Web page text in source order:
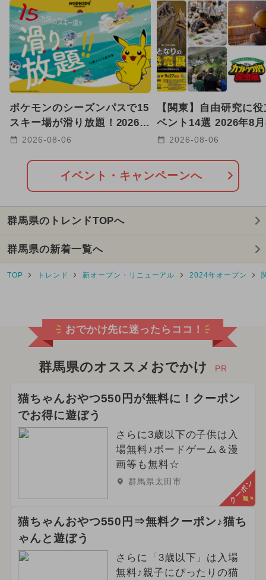
ポケモンのシーズンパスで15
スキー場が滑り放題！2026-
27NSDキッズプログラム募集
2026-08-06
【関東】自由研究に
ベント14選 2026年8
11日開催
2026-08-06
イベント・キャンペーンへ
群馬県のトレンドTOPへ
群馬県の新着一覧へ
TOP トレンド 新オープン・リニューアル 2024年オープン
おでかけ先に迷ったらココ！
群馬県のオススメおでかけ PR
猫ちゃんおやつ550円が無料に！クーポン
でお得に遊ぼう
さらに3歳以下の子供は入
場無料♪ボードゲーム＆漫
画等も無料☆
群馬県太田市 クーポン
猫ちゃんおやつ550円⇒無料クーポン♪猫ち
ゃんと遊ぼう
さらに「3歳以下」は入場
無料♪親子にぴったりの猫